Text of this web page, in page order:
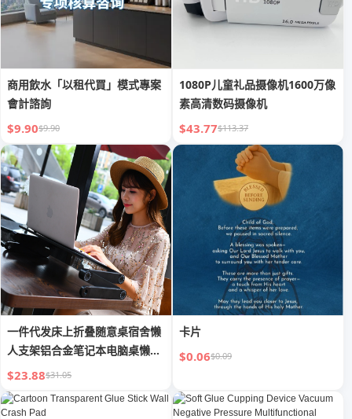
商用飲水「以租代買」模式專案
會計諮詢
$9.90$9.90
1080P儿童礼品摄像机1600万像
素高清数码摄像机
$43.77$113.37
一件代发床上折叠随意桌宿舍懒
人支架铝合金笔记本电脑桌懒人
桌
$23.88$31.05
卡片
$0.06$0.09